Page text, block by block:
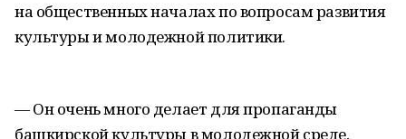
на общественных началах по вопросам развития
культуры и молодежной политики.
— Он очень много делает для пропаганды
башкирской культуры в молодежной среде,